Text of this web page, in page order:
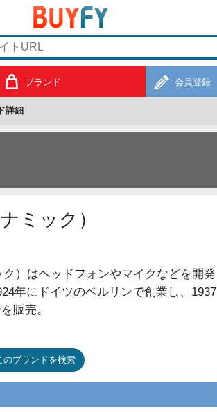
ブランド 会員登録
詳細
ミック）
）はヘッドフォンやマイクなどを開発
年にドイツのベルリンで創業し、1937
販売。
のブランドを検索